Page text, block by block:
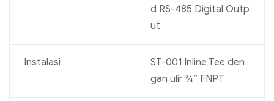
d RS-485 Digital Outp
ut
Instalasi
ST-001 Inline Tee den
gan ulir ¾” FNPT